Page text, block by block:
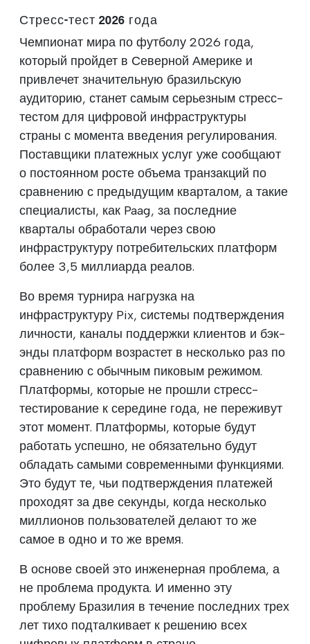
Стресс-тест 2026 года
Чемпионат мира по футболу 2026 года,
который пройдет в Северной Америке и
привлечет значительную бразильскую
аудиторию, станет самым серьезным стресс-
тестом для цифровой инфраструктуры
страны с момента введения регулирования.
Поставщики платежных услуг уже сообщают
о постоянном росте объема транзакций по
сравнению с предыдущим кварталом, а такие
специалисты, как Paag, за последние
кварталы обработали через свою
инфраструктуру потребительских платформ
более 3,5 миллиарда реалов.
Во время турнира нагрузка на
инфраструктуру Pix, системы подтверждения
личности, каналы поддержки клиентов и бэк-
энды платформ возрастет в несколько раз по
сравнению с обычным пиковым режимом.
Платформы, которые не прошли стресс-
тестирование к середине года, не переживут
этот момент. Платформы, которые будут
работать успешно, не обязательно будут
обладать самыми современными функциями.
Это будут те, чьи подтверждения платежей
проходят за две секунды, когда несколько
миллионов пользователей делают то же
самое в одно и то же время.
В основе своей это инженерная проблема, а
не проблема продукта. И именно эту
проблему Бразилия в течение последних трех
лет тихо подталкивает к решению всех